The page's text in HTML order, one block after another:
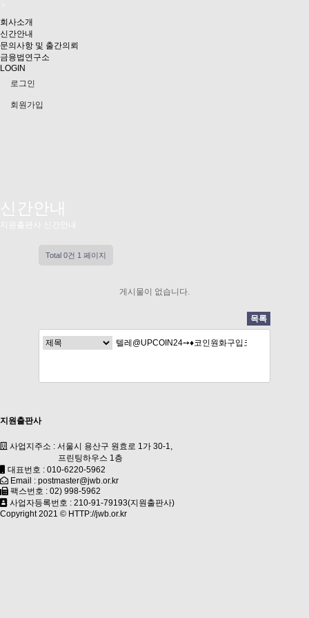
회사소개
신간안내
문의사항 및 출간의뢰
금융법연구소
LOGIN
로그인
회원가입
신간안내
지원출판사 신간안내
Total 0건 1 페이지
게시물이 없습니다.
목록
지원출판사
사업지주소 : 서울시 용산구 원효로 1가 30-1,
프린팅하우스 1층
대표번호 : 010-6220-5962
Email : postmaster@jwb.or.kr
팩스번호 : 02) 998-5962
사업자등록번호 : 210-91-79193(지원출판사)
Copyright 2021 © HTTP://jwb.or.kr